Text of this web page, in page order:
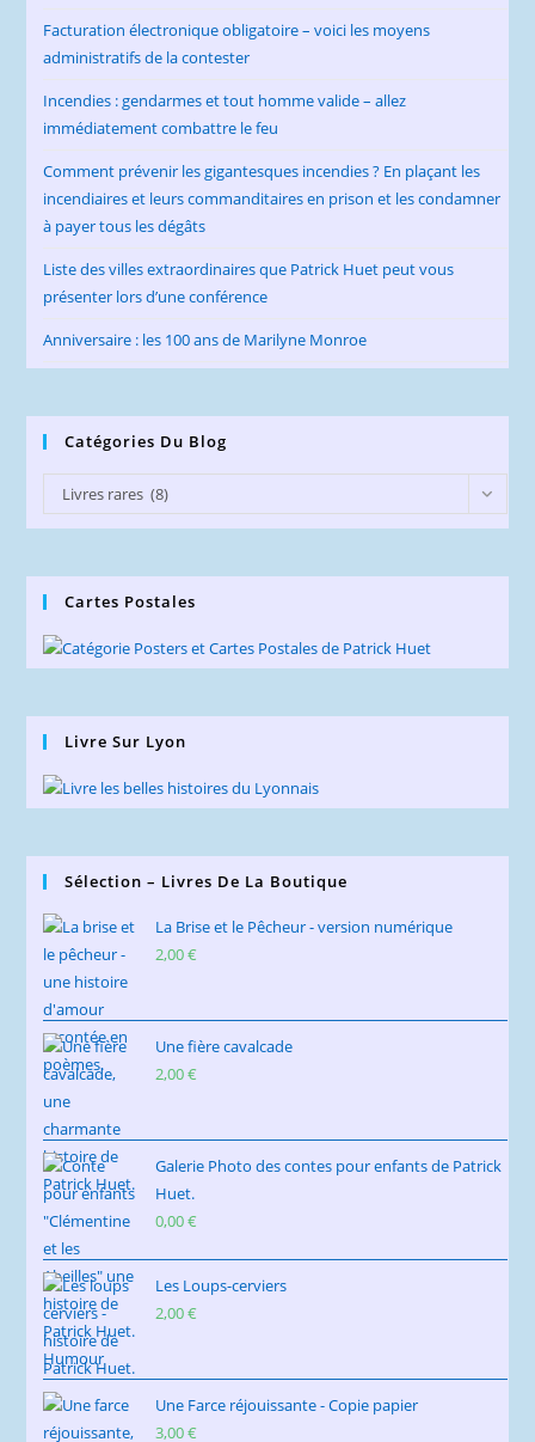
Facturation électronique obligatoire – voici les moyens
administratifs de la contester
Incendies : gendarmes et tout homme valide – allez
immédiatement combattre le feu
Comment prévenir les gigantesques incendies ? En plaçant les
incendiaires et leurs commanditaires en prison et les condamner
à payer tous les dégâts
Liste des villes extraordinaires que Patrick Huet peut vous
présenter lors d’une conférence
Anniversaire : les 100 ans de Marilyne Monroe
Catégories Du Blog
Catégories
du
Livres rares (8)
Cartes Postales
Livre Sur Lyon
Sélection – Livres De La Boutique
La Brise et le Pêcheur - version numérique
2,00€
Une fière cavalcade
2,00€
Galerie Photo des contes pour enfants de Patrick
Huet.
0,00€
Les Loups-cerviers
2,00€
Une Farce réjouissante - Copie papier
3,00€